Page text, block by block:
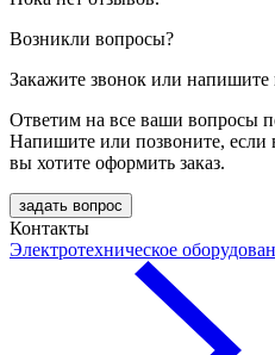
Возникли вопросы?
Закажите звонок или напишите
Ответим на все ваши вопросы
Напишите или позвоните, если
вы хотите оформить заказ.
задать вопрос
Контакты
Электротехническое